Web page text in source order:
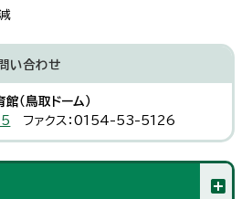
い合わせ
（鳥取ドーム）
ファクス：0154-53-5126